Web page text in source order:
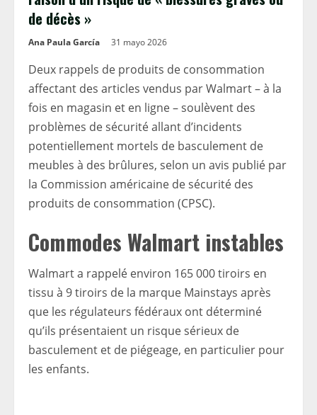
de décès »
Ana Paula García 31 mayo 2026
Deux rappels de produits de consommation
affectant des articles vendus par Walmart – à la
fois en magasin et en ligne – soulèvent des
problèmes de sécurité allant d’incidents
potentiellement mortels de basculement de
meubles à des brûlures, selon un avis publié par
la Commission américaine de sécurité des
produits de consommation (CPSC).
Commodes Walmart instables
Walmart a rappelé environ 165 000 tiroirs en
tissu à 9 tiroirs de la marque Mainstays après
que les régulateurs fédéraux ont déterminé
qu’ils présentaient un risque sérieux de
basculement et de piégeage, en particulier pour
les enfants.